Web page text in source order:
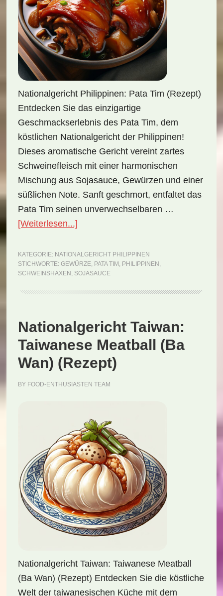
Nationalgericht Philippinen: Pata Tim (Rezept)
Entdecken Sie das einzigartige
Geschmackserlebnis des Pata Tim, dem
köstlichen Nationalgericht der Philippinen!
Dieses aromatische Gericht vereint zartes
Schweinefleisch mit einer harmonischen
Mischung aus Sojasauce, Gewürzen und einer
süßlichen Note. Sanft geschmort, entfaltet das
Pata Tim seinen unverwechselbaren …
[Weiterlesen...]ÜberNationalgericht
Pata
Tim
KATEGORIE: NATIONALGERICHT PHILIPPINEN
STICHWORTE: GEWÜRZE, PATA TIM , PHILIPPINEN ,
SCHWEINSHAXEN , SOJASAUCE
Nationalgericht Taiwan:
Taiwanese Meatball (Ba
Wan) (Rezept)
BY FOOD-ENTHUSIASTEN TEAM
Nationalgericht Taiwan: Taiwanese Meatball
(Ba Wan) (Rezept) Entdecken Sie die köstliche
Welt der taiwanesischen Küche mit dem